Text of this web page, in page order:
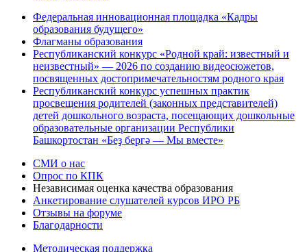
Федеральная инновационная площадка «Кадры
образования будущего»
Флагманы образования
Республиканский конкурс «Родной край: известный и
неизвестный» — 2026 по созданию видеосюжетов,
посвященных достопримечательностям родного края
Республиканский конкурс успешных практик
просвещения родителей (законных представителей)
детей дошкольного возраста, посещающих дошкольные
образовательные организации Республики
Башкортостан «Беҙ бергә — Мы вместе»
СМИ о нас
Опрос по КПК
Независимая оценка качества образования
Анкетирование слушателей курсов ИРО РБ
Отзывы на форуме
Благодарности
Методическая поддержка